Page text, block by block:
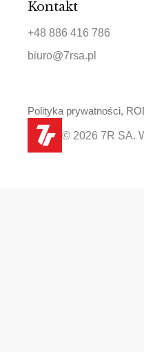
Kontakt
+48 886 416 786
biuro@7rsa.pl
© 2026 7R SA.
Polityka prywatności,